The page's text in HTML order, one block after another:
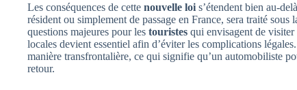
Les conséquences de cette nouvelle loi s’étendent bien au-
résident ou simplement de passage en France, sera traité
questions majeures pour les touristes qui envisagent de visiter
locales devient essentiel afin d’éviter les complications
manière transfrontalière, ce qui signifie qu’un automobiliste
retour.